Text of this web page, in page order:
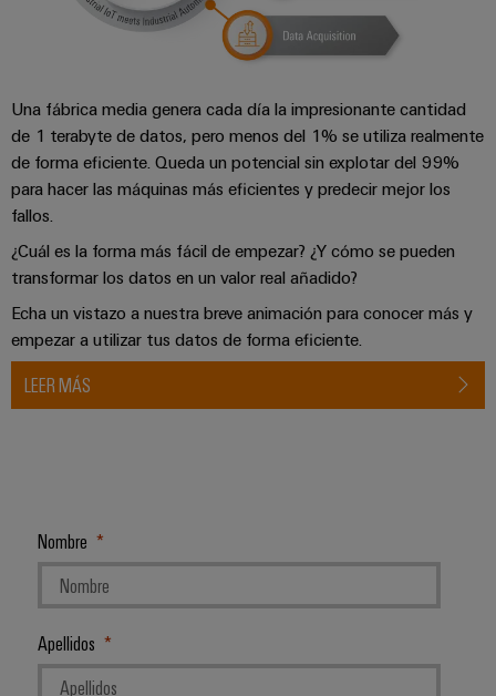
Una fábrica media genera cada día la impresionante cantidad
de 1 terabyte de datos, pero menos del 1% se utiliza realmente
de forma eficiente. Queda un potencial sin explotar del 99%
para hacer las máquinas más eficientes y predecir mejor los
fallos.
¿Cuál es la forma más fácil de empezar? ¿Y cómo se pueden
transformar los datos en un valor real añadido?
Echa un vistazo a nuestra breve animación para conocer más y
empezar a utilizar tus datos de forma eficiente.
LEER MÁS
Nombre
Apellidos